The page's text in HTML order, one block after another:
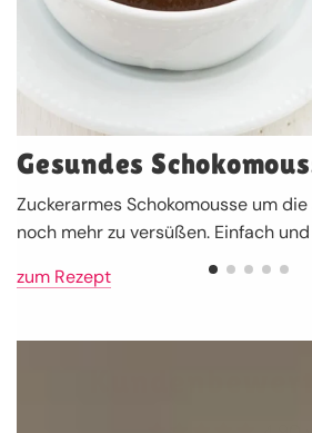
Gesundes
Zuckerarmes Schokomousse um
noch mehr zu versüßen. Einfach
zum Rezept